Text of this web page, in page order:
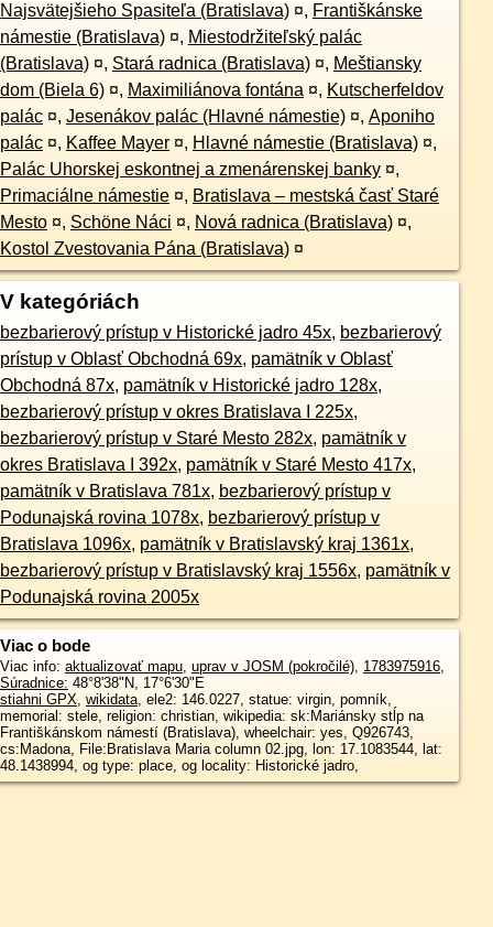
Najsvätejšieho Spasiteľa (Bratislava) ¤, Františkánske
námestie (Bratislava) ¤, Miestodržiteľský palác
(Bratislava) ¤, Stará radnica (Bratislava) ¤, Meštiansky
dom (Biela 6) ¤, Maximiliánova fontána ¤, Kutscherfeldov
palác ¤, Jesenákov palác (Hlavné námestie) ¤, Aponiho
palác ¤, Kaffee Mayer ¤, Hlavné námestie (Bratislava) ¤,
Palác Uhorskej eskontnej a zmenárenskej banky ¤,
Primaciálne námestie ¤, Bratislava – mestská časť Staré
Mesto ¤, Schöne Náci ¤, Nová radnica (Bratislava) ¤,
Kostol Zvestovania Pána (Bratislava) ¤
V kategóriách
bezbarierový prístup v Historické jadro 45x, bezbarierový
prístup v Oblasť Obchodná 69x, pamätník v Oblasť
Obchodná 87x, pamätník v Historické jadro 128x,
bezbarierový prístup v okres Bratislava I 225x,
bezbarierový prístup v Staré Mesto 282x, pamätník v
okres Bratislava I 392x, pamätník v Staré Mesto 417x,
pamätník v Bratislava 781x, bezbarierový prístup v
Podunajská rovina 1078x, bezbarierový prístup v
Bratislava 1096x, pamätník v Bratislavský kraj 1361x,
bezbarierový prístup v Bratislavský kraj 1556x, pamätník v
Podunajská rovina 2005x
Viac o bode
Viac info: aktualizovať mapu, uprav v JOSM (pokročilé), 1783975916,
Súradnice: 48°8'38"N, 17°6'30"E
stiahni GPX, wikidata, ele2: 146.0227, statue: virgin, pomník,
memorial: stele, religion: christian, wikipedia: sk:Mariánsky stĺp na
Františkánskom námestí (Bratislava), wheelchair: yes, Q926743,
cs:Madona, File:Bratislava Maria column 02.jpg, lon: 17.1083544, lat:
48.1438994, og type: place, og locality: Historické jadro,